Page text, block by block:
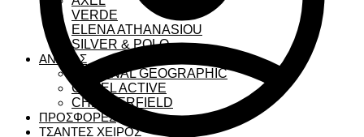
VERDE
ELENA ATHANASIOU
SILVER & POLO
ΑΝΔΡΑΣ
NATIONAL GEOGRAPHIC
CAMEL ACTIVE
CHESTERFIELD
ΠΡΟΣΦΟΡΕΣ
ΤΣΑΝΤΕΣ ΧΕΙΡΟΣ